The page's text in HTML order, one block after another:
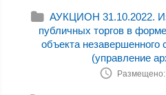
АУКЦИОН 31.10.2022.
публичных торгов в
объекта незавершенного
(управление
Размещено: